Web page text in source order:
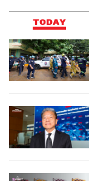
TODAY